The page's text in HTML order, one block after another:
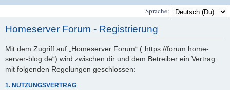
Sprache:
Homeserver Forum - Registrierung
Mit dem Zugriff auf „Homeserver Forum“ („https://forum.home-
server-blog.de“) wird zwischen dir und dem Betreiber ein Vertrag
mit folgenden Regelungen geschlossen:
1. NUTZUNGSVERTRAG